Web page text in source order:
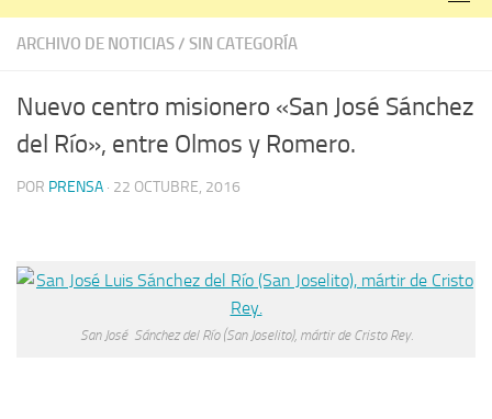
ARCHIVO DE NOTICIAS/ SIN CATEGORÍA
Nuevo centro misionero «San José Sánchez
del Río», entre Olmos y Romero.
POR PRENSA · 22 OCTUBRE, 2016
San José Sánchez del Río (San Joselito), mártir de Cristo Rey.